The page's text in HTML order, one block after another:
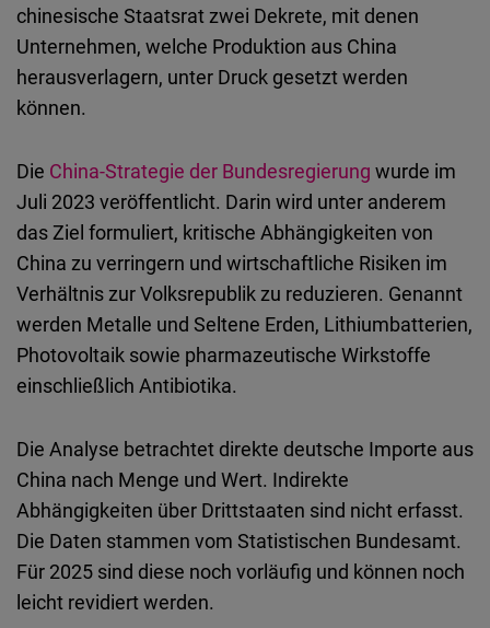
chinesische Staatsrat zwei Dekrete, mit denen
Unternehmen, welche Produktion aus China
herausverlagern, unter Druck gesetzt werden
können.
Die China-Strategie der Bundesregierung wurde im
Juli 2023 veröffentlicht. Darin wird unter anderem
das Ziel formuliert, kritische Abhängigkeiten von
China zu verringern und wirtschaftliche Risiken im
Verhältnis zur Volksrepublik zu reduzieren. Genannt
werden Metalle und Seltene Erden, Lithiumbatterien,
Photovoltaik sowie pharmazeutische Wirkstoffe
einschließlich Antibiotika.
Die Analyse betrachtet direkte deutsche Importe aus
China nach Menge und Wert. Indirekte
Abhängigkeiten über Drittstaaten sind nicht erfasst.
Die Daten stammen vom Statistischen Bundesamt.
Für 2025 sind diese noch vorläufig und können noch
leicht revidiert werden.